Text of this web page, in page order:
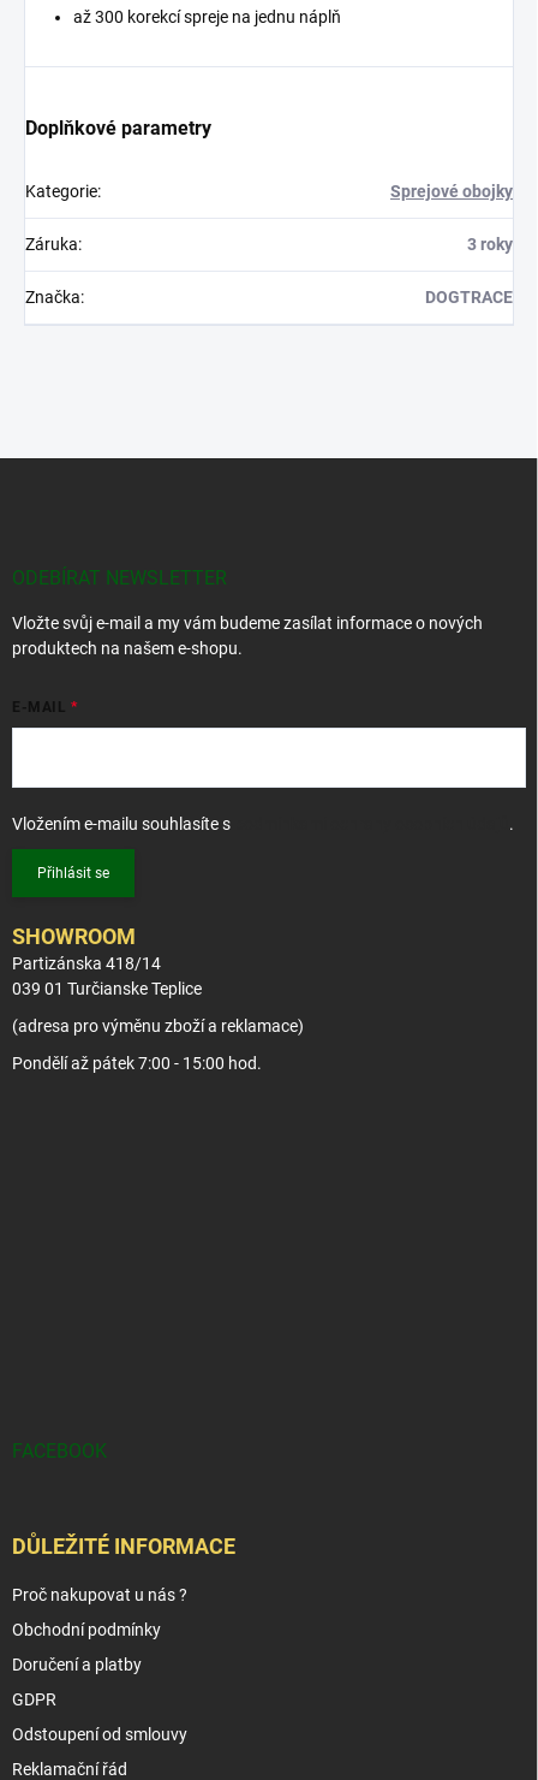
až 300 korekcí spreje na jednu náplň
Doplňkové parametry
Kategorie: Sprejové obojky
Záruka: 3 roky
Značka: DOGTRACE
ODEBÍRAT NEWSLETTER
Vložte svůj e-mail a my vám budeme zasílat informace o nových
produktech na našem e-shopu.
E-MAIL
Vložením e-mailu souhlasíte s .
Přihlásit se
SHOWROOM
Partizánska 418/14
039 01 Turčianske Teplice
(adresa pro výměnu zboží a reklamace)
Pondělí až pátek 7:00 - 15:00 hod.
FACEBOOK
DŮLEŽITÉ INFORMACE
Proč nakupovat u nás ?
Obchodní podmínky
Doručení a platby
GDPR
Odstoupení od smlouvy
Reklamační řád